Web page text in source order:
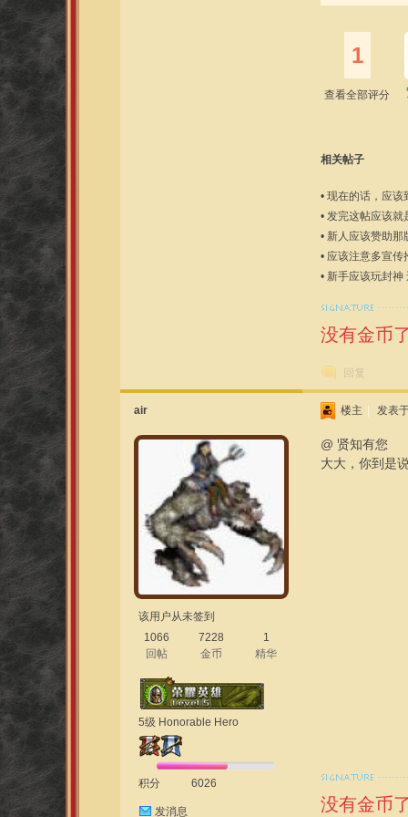
1
查看全部评分
相关帖子
• 现在的话，应该
• 发完这帖应该就
• 新人应该赞助
• 应该注意多宣传
• 新手应该玩封神
没有金币
回复
air
该用户从未签到
1066
回帖
7228
金币
1
精华
5级 Honorable Hero
积分 6026
发消息
楼主 发表
@ 贤知有您
大大，你到是
没有金币